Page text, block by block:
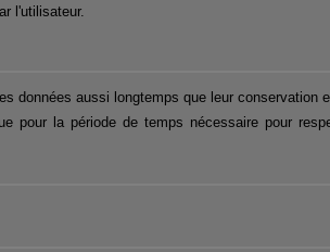
l'utilisateur.
données aussi longtemps que leur conservation
pour la période de temps nécessaire pour